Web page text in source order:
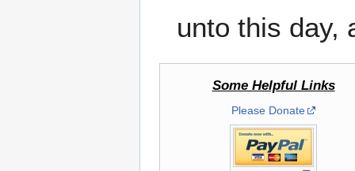
unto this day,
Some Helpful Links
Please Donate